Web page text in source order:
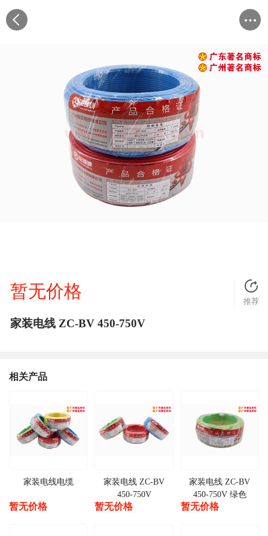
暂无价格
推荐
家装电线 ZC-BV 450-750V
相关产品
家装电线电缆
暂无价格
家装电线 ZC-BV
450-750V
暂无价格
家装电线 ZC-BV
450-750V 绿色
暂无价格